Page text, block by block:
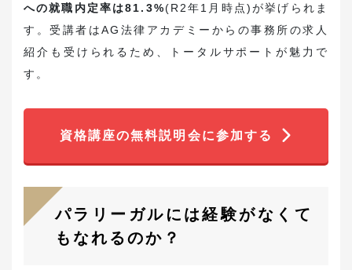
への就職内定率は81.3%(R2年1月時点)が挙げられま
す。受講者はAG法律アカデミーからの事務所の求人
紹介も受けられるため、トータルサポートが魅力で
す。
資格講座の無料説明会に参加する
パラリーガルには経験がなくて
もなれるのか？